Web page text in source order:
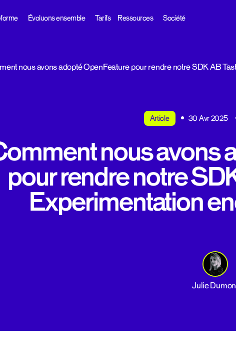
Évoluons ensemble Tarifs Ressources Société
nous avons adopté OpenFeature pour rendre notre SDK AB
Article 30 Avr 2025
nous avons
pour rendre notre
Experimentation
Julie